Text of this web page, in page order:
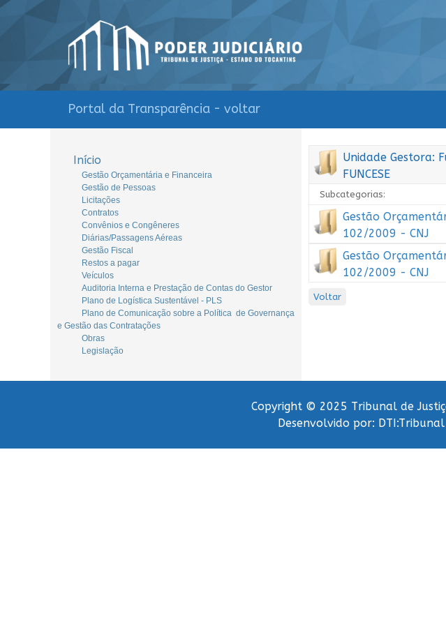
Portal da Transparência - voltar
Início
Gestão Orçamentária e Financeira
Gestão de Pessoas
Licitações
Contratos
Convênios e Congêneres
Diárias/Passagens Aéreas
Gestão Fiscal
Restos a pagar
Veículos
Auditoria Interna e Prestação de Contas do Gestor
Plano de Logística Sustentável - PLS
Plano de Comunicação sobre a Política de Governança
e Gestão das Contratações
Obras
Legislação
Unidade Gestora:
FUNCESE
Subcategorias:
Gestão
102/2009 - CNJ
Gestão
102/2009 - CNJ
Voltar
Copyright © 2025 Tribunal de
Desenvolvido por: